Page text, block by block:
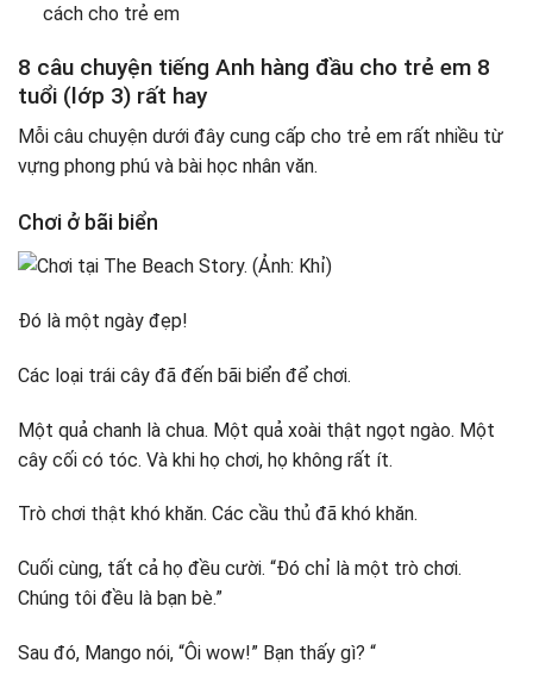
cách cho trẻ em
8 câu chuyện tiếng Anh hàng đầu cho trẻ em 8
tuổi (lớp 3) rất hay
Mỗi câu chuyện dưới đây cung cấp cho trẻ em rất nhiều từ
vựng phong phú và bài học nhân văn.
Chơi ở bãi biển
Đó là một ngày đẹp!
Các loại trái cây đã đến bãi biển để chơi.
Một quả chanh là chua. Một quả xoài thật ngọt ngào. Một
cây cối có tóc. Và khi họ chơi, họ không rất ít.
Trò chơi thật khó khăn. Các cầu thủ đã khó khăn.
Cuối cùng, tất cả họ đều cười. “Đó chỉ là một trò chơi.
Chúng tôi đều là bạn bè.”
Sau đó, Mango nói, “Ôi wow!” Bạn thấy gì? “